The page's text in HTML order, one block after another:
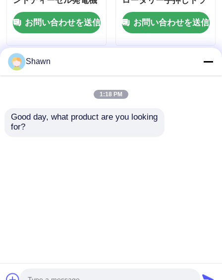
制御盤
お問い合わせを送信
クター
お問い合わせを送信
Shawn
1:18 PM
Good day, what product are you looking
for?